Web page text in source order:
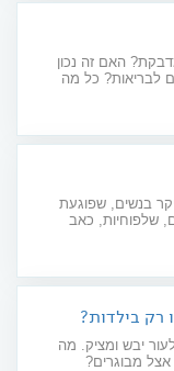
האם זה נכון
לבריאות? כל מה
בנשים, שפוגעת
שלפוחיות, כאב
רק בילדות?
יבש ומציק. מה
מבוגרים?